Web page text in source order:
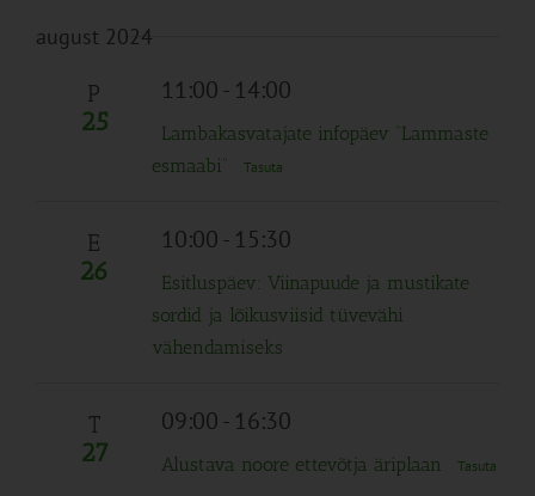
kuupäev.
august 2024
P
25
11:00- 14:00
Lambakasvatajate infopäev “Lammaste
esmaabi”
Tasuta
E
26
10:00- 15:30
Esitluspäev: Viinapuude ja mustikate
sordid ja lõikusviisid tüvevähi
vähendamiseks
T
27
09:00- 16:30
Alustava noore ettevõtja äriplaan Tasuta